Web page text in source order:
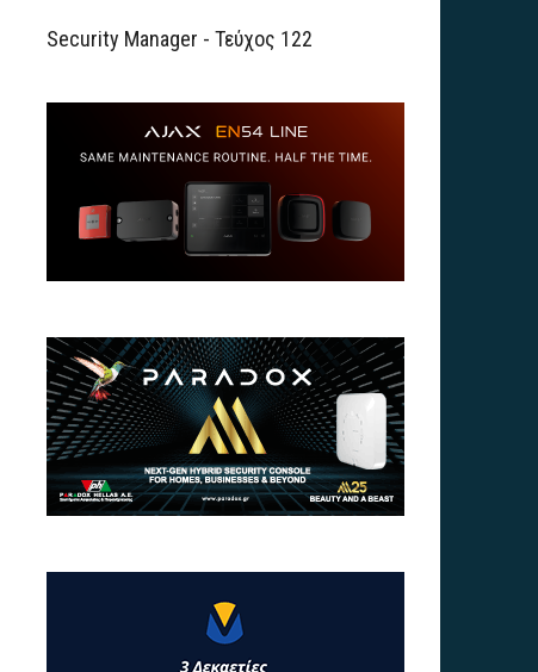
Security Manager - Τεύχος 122